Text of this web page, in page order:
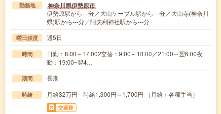
勤務地 神奈川県伊勢原市
伊勢原駅から---分／大山ケーブル駅から---分／大山寺(神奈川
県)駅から---分／阿夫利神社駅から---分
曜日頻度 週5日
時間
日勤：8:00～17:002交替：9:00～18:00／21:00～翌6:00夜
勤：19:00~翌4…
期間 長期
時給 月給32万円 時給1,300円～1,700円 （月給＋各種手当）
交通費